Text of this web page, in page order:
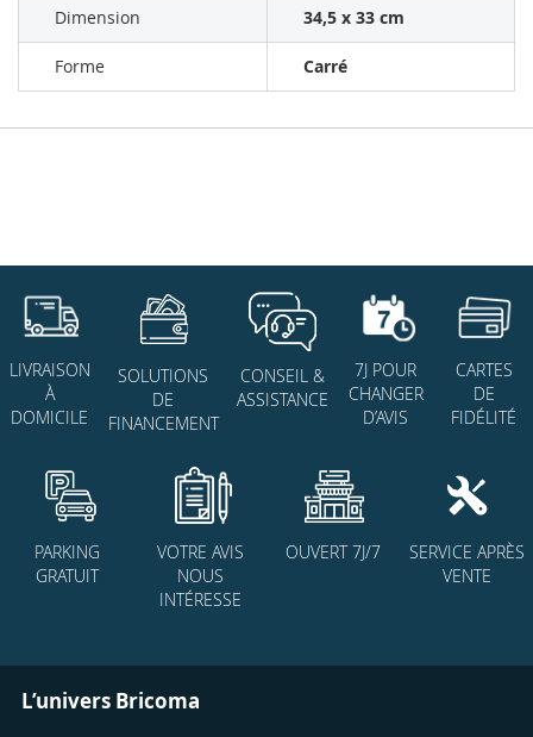
Dimension 34,5 x 33 cm
Forme Carré
LIVRAISON
À
DOMICILE
SOLUTIONS
DE
FINANCEMENT
CONSEIL &
ASSISTANCE
7J POUR
CHANGER
D’AVIS
CARTES
DE
FIDÉLITÉ
PARKING
GRATUIT
VOTRE AVIS
NOUS
INTÉRESSE
OUVERT 7J/7
SERVICE APRÈS
VENTE
L’univers Bricoma